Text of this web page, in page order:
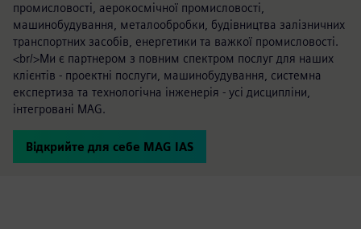
промисловості, аерокосмічної промисловості,
машинобудування, металообробки, будівництва залізничних
транспортних засобів, енергетики та важкої промисловості.
<br/>Ми є партнером з повним спектром послуг для наших
клієнтів - проектні послуги, машинобудування, системна
експертиза та технологічна інженерія - усі дисципліни,
інтегровані MAG.
Відкрийте для себе MAG IAS